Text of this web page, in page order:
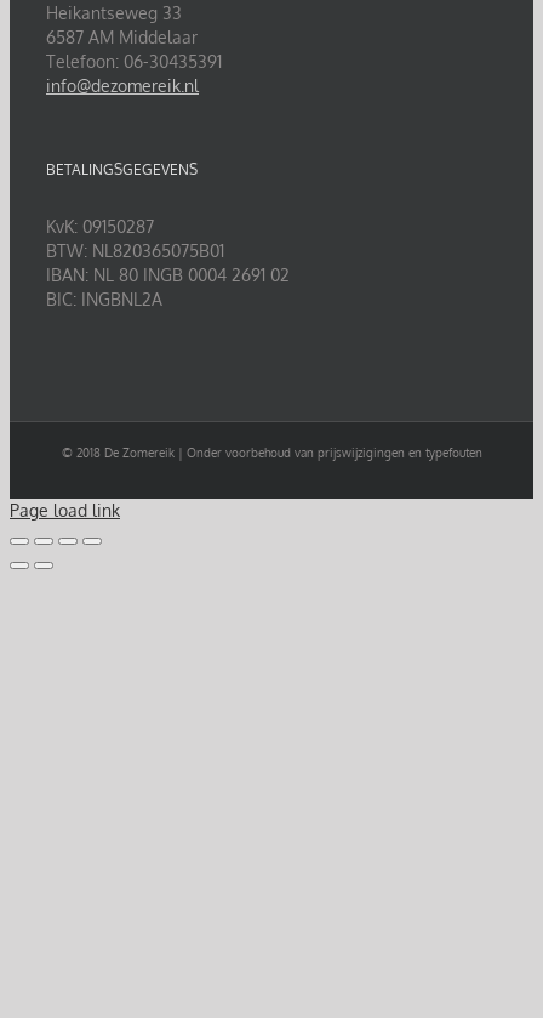
Heikantseweg 33
6587 AM Middelaar
Telefoon: 06-30435391
info@dezomereik.nl
BETALINGSGEGEVENS
KvK: 09150287
BTW: NL820365075B01
IBAN: NL 80 INGB 0004 2691 02
BIC: INGBNL2A
© 2018 De Zomereik | Onder voorbehoud van prijswijzigingen en typefouten
Page load link